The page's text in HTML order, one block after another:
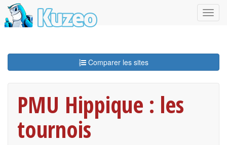
Comparer les sites
PMU Hippique : les
tournois